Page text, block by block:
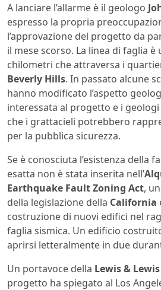
A lanciare l’allarme è il geologo
espresso la propria
l’approvazione del progetto da
il mese scorso. La linea di faglia
chilometri che attraversa i
Beverly Hills. In passato alcune
hanno modificato l’aspetto
interessata al progetto e i
che i grattacieli potrebbero
per la pubblica sicurezza.
Se è conosciuta l’esistenza della
esatta non è stata inserita nell’
Earthquake Fault Zoning Act,
della legislazione della California
costruzione di nuovi edifici nel
faglia sismica. Un edificio
aprirsi letteralmente in due
Un portavoce della Lewis & Lewis
progetto ha spiegato al Los